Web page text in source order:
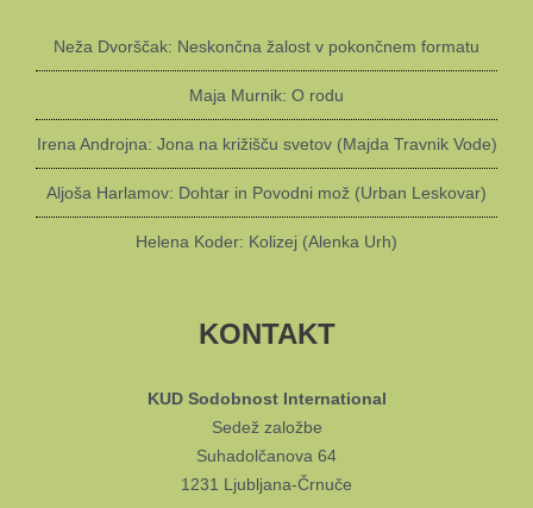
Neža Dvorščak: Neskončna žalost v pokončnem formatu
Maja Murnik: O rodu
Irena Androjna: Jona na križišču svetov (Majda Travnik Vode)
Aljoša Harlamov: Dohtar in Povodni mož (Urban Leskovar)
Helena Koder: Kolizej (Alenka Urh)
KONTAKT
KUD Sodobnost International
Sedež založbe
Suhadolčanova 64
1231 Ljubljana-Črnuče